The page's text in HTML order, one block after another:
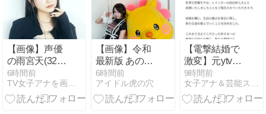
がり中！【動
画あり】
【画像】声優
の雨宮天(32)
さん、プリケ
ツ全開のサー
ビスショット
6時間前
TV女子アナを画像で紹介
【画像】令和
最新版 あのち
ゃん
6時間前
アイドル虎の穴
【電撃結婚で
激変】元ytvエ
ース佐藤佳奈
アナがレイン
ボー池田とゴ
9時間前
女子アナ＆芸能スクープFLASH